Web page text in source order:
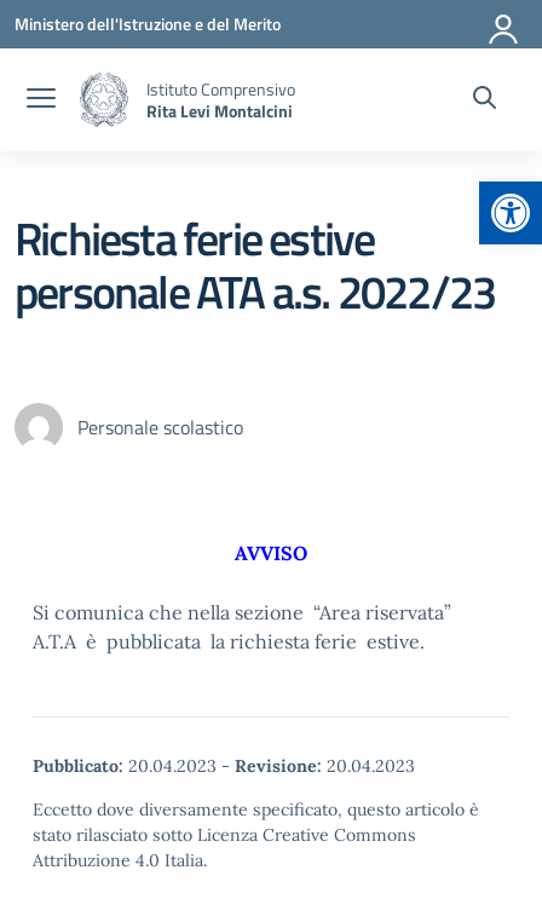
Vai ai contenuti
Vai al menu di navigazione
Vai al footer
Ministero dell'Istruzione e del Merito
Istituto Comprensivo
Rita Levi Montalcini
Richiesta ferie estive
personale ATA a.s. 2022/23
Personale scolastico
AVVISO
Si comunica che nella sezione “Area riservata”
A.T.A è pubblicata la richiesta ferie estive.
Pubblicato: 20.04.2023 - Revisione: 20.04.2023
Eccetto dove diversamente specificato, questo articolo è
stato rilasciato sotto Licenza Creative Commons
Attribuzione 4.0 Italia.